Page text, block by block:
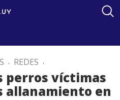
. REDES .
perros víctimas
en